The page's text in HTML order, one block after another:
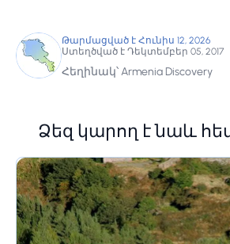
Ստեղծված է Դեկտեմբեր 05, 2017
Թարմացված է Հունիս 12, 2026
Հեղինակ՝ Armenia Discovery
Ձեզ կարող է նաև